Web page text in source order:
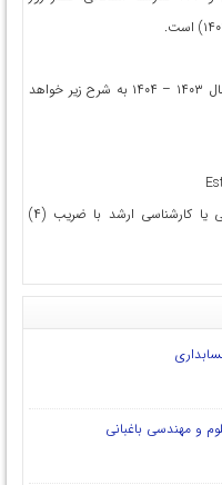
✅ مواد آزمون متمركز دکتری (Ph.D) سراسری سال ۱۴۰۳ – ۱۴۰۴ به شرح زیر خواهد
ج) آزمون دروس تخصصی در سطح کارشناسی یا کارشناسی ارشد با ضریب (۴)
و مهندسی باغبانی